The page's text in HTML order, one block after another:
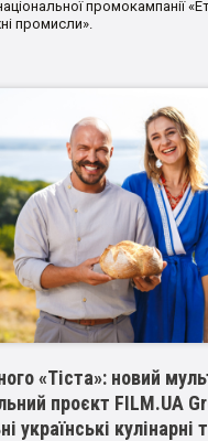
промокампанії
промисли».
«Тіста»: новий
проєкт FILM.UA
українські кулінарні